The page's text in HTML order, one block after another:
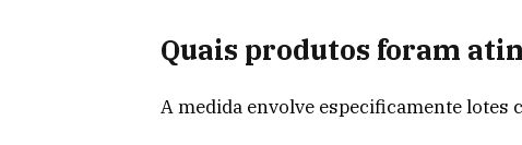
Quais produtos foram
A medida envolve especificamente lotes